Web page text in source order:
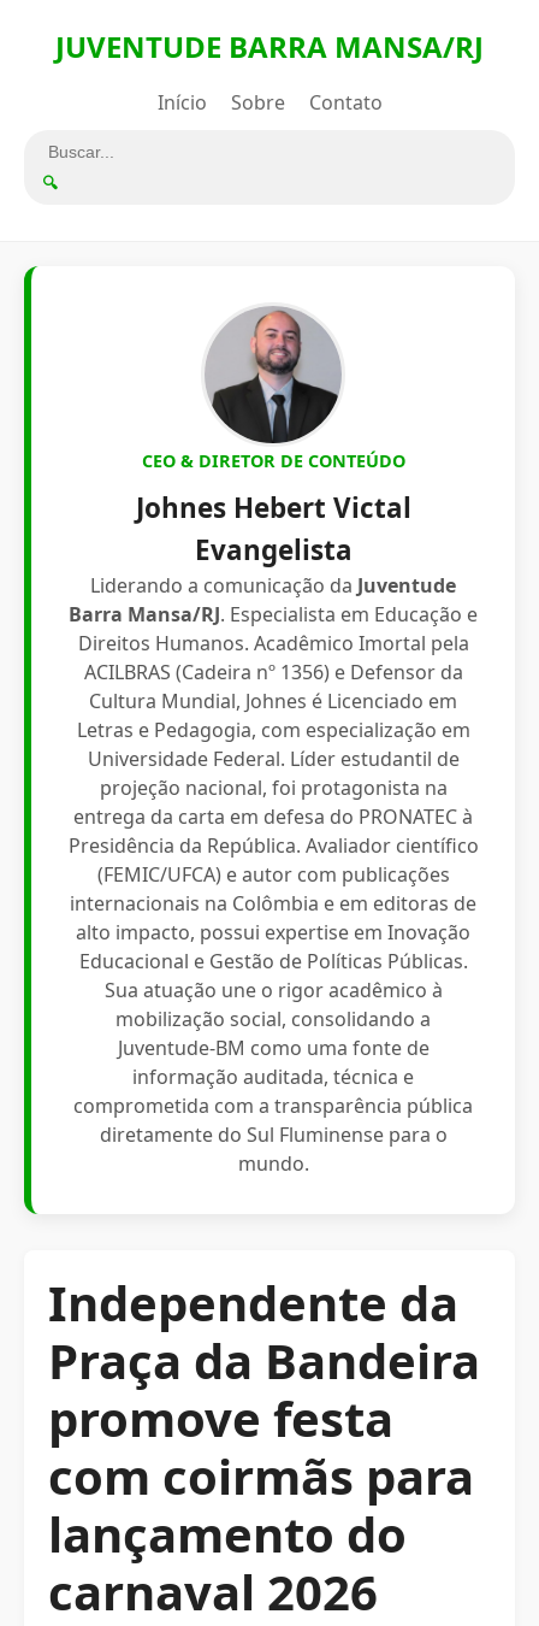
JUVENTUDE BARRA MANSA/RJ
Início Sobre Contato
🔍
CEO & DIRETOR DE CONTEÚDO
Johnes Hebert Victal
Evangelista
Liderando a comunicação da Juventude
Barra Mansa/RJ. Especialista em Educação e
Direitos Humanos. Acadêmico Imortal pela
ACILBRAS (Cadeira nº 1356) e Defensor da
Cultura Mundial, Johnes é Licenciado em
Letras e Pedagogia, com especialização em
Universidade Federal. Líder estudantil de
projeção nacional, foi protagonista na
entrega da carta em defesa do PRONATEC à
Presidência da República. Avaliador científico
(FEMIC/UFCA) e autor com publicações
internacionais na Colômbia e em editoras de
alto impacto, possui expertise em Inovação
Educacional e Gestão de Políticas Públicas.
Sua atuação une o rigor acadêmico à
mobilização social, consolidando a
Juventude-BM como uma fonte de
informação auditada, técnica e
comprometida com a transparência pública
diretamente do Sul Fluminense para o
mundo.
Independente da
Praça da Bandeira
promove festa
com coirmãs para
lançamento do
carnaval 2026